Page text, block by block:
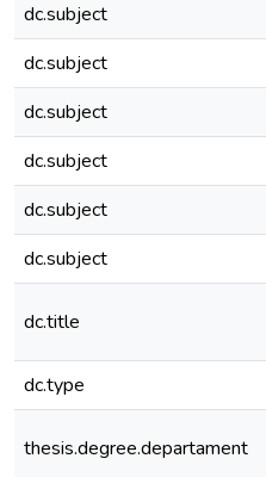
dc.subject
dc.subject
dc.subject
dc.subject
dc.subject
dc.subject
dc.title
dc.type
thesis.degree.departament